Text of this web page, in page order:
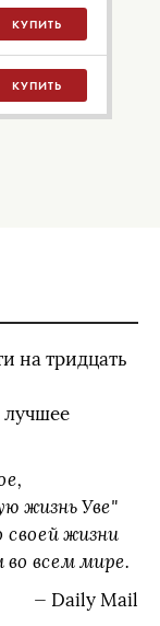
КУПИТЬ
КУПИТЬ
на тридцать
лучшее
жизнь Уве"
своей жизни
всем мире.
— Daily Mail